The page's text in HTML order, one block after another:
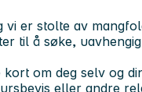
er stolte av
til å søke,
om deg selv og
eller andre